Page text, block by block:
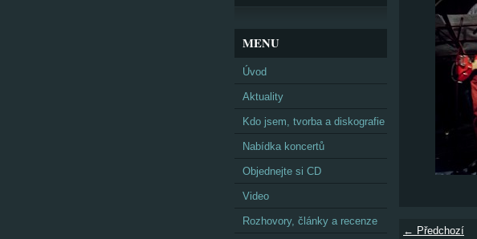
← Předchozí
MENU
Úvod
Aktuality
Kdo jsem, tvorba a diskografie
Nabídka koncertů
Objednejte si CD
Video
Rozhovory, články a recenze